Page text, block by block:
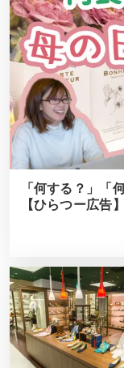
「何する？」「
【ひらつー広告】